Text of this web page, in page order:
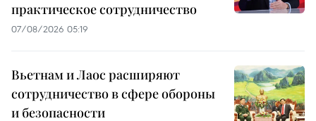
практическое сотрудничество
07/08/2026 05:19
Вьетнам и Лаос расширяют
сотрудничество в сфере обороны
и безопасности